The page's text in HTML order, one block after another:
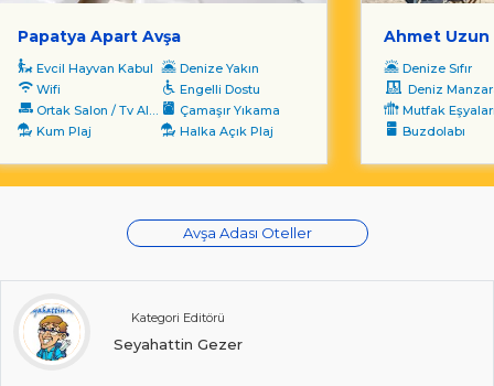
Papatya Apart Avşa
Evcil Hayvan Kabul
Denize Yakın
Wifi
Engelli Dostu
Ortak Salon / Tv Alanı
Çamaşır Yıkama
Kum Plaj
Halka Açık Plaj
Ahmet Uzun
Denize Sıfır
Deniz
Mutfak
Buzdolabı
Avşa Adası Oteller
Kategori Editörü
Seyahattin Gezer